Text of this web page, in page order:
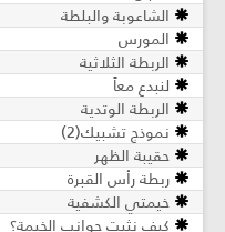
الشاعوبة والبلطة
المورس
الربطة الثلاثية
لنبدع معاً
الربطة الوتدية
نموذج تشبيك(2)
حقيبة الظهر
ربطة رأس القبرة
خيمتي الكشفية
كيف نثبت جوانب الخيمة؟